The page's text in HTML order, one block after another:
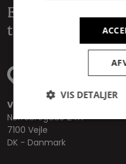
Et
talenter med
Vejle
Nørrebrogade 24A
7100 Vejle
DK - Danmark
VIS DETALJER